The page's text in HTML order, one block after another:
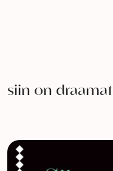
siin on draamat